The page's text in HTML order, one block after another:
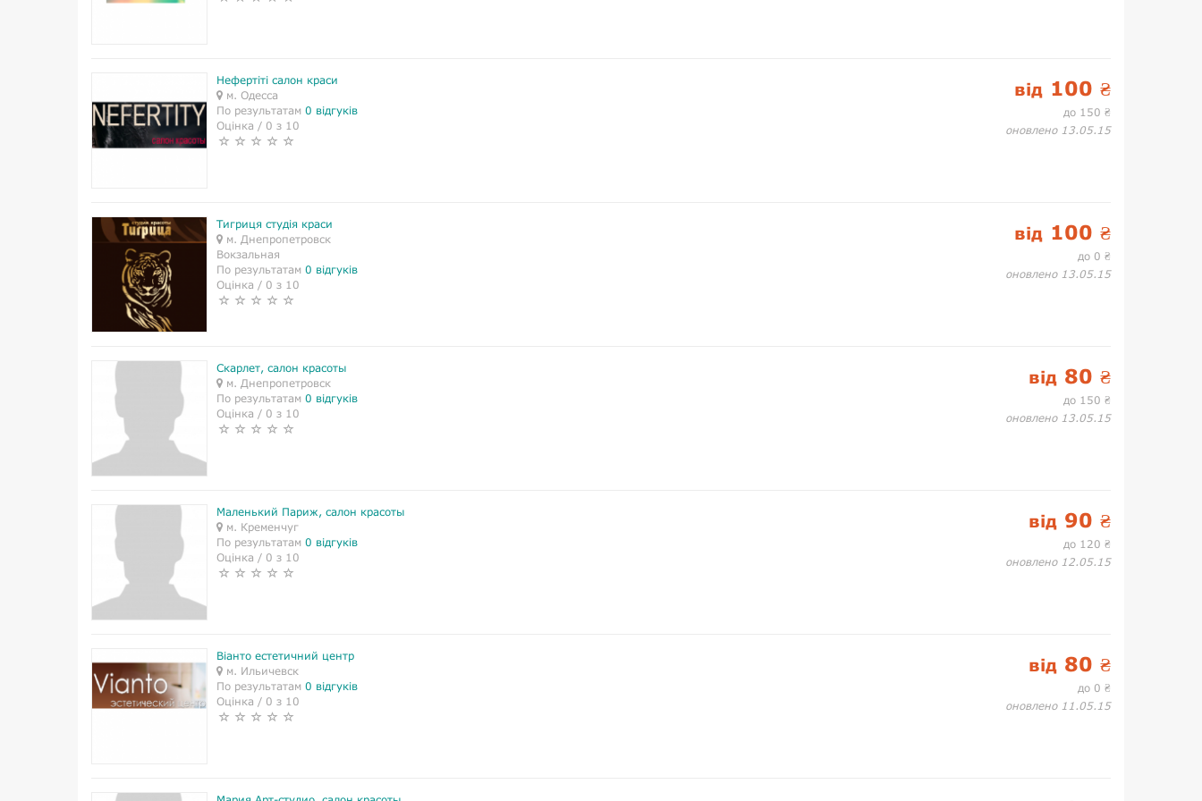
Нефертіті салон краси
м. Одесса
По результатам 0 відгуків
Оцінка / 0 з 10
від 100 ₴
до 150 ₴
оновлено 13.05.15
Тигриця студія краси
м. Днепропетровск
Вокзальная
По результатам 0 відгуків
Оцінка / 0 з 10
від 100 ₴
до 0 ₴
оновлено 13.05.15
Скарлет, салон красоты
м. Днепропетровск
По результатам 0 відгуків
Оцінка / 0 з 10
від 80 ₴
до 150 ₴
оновлено 13.05.15
Маленький Париж, салон красоты
м. Кременчуг
По результатам 0 відгуків
Оцінка / 0 з 10
від 90 ₴
до 120 ₴
оновлено 12.05.15
Віанто естетичний центр
м. Ильичевск
По результатам 0 відгуків
Оцінка / 0 з 10
від 80 ₴
до 0 ₴
оновлено 11.05.15